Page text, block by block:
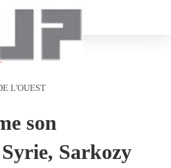
L'OUEST
son
Sarkozy